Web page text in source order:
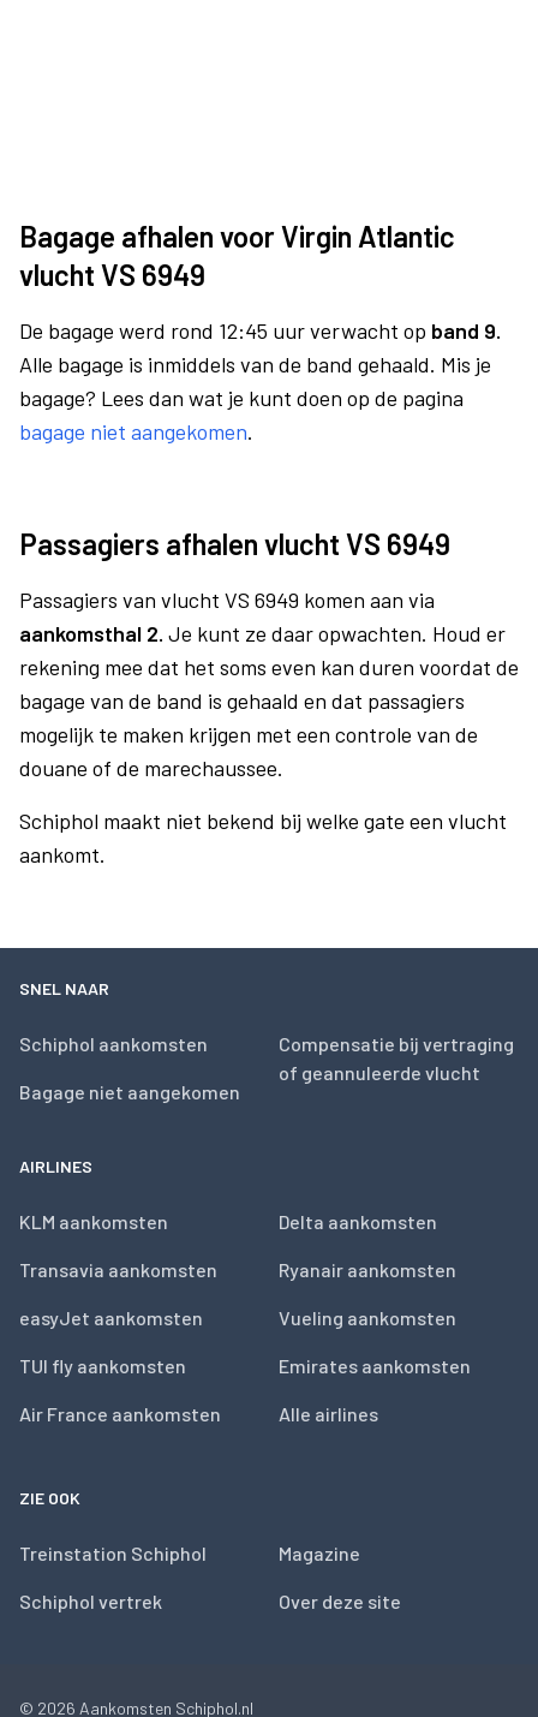
Bagage afhalen voor Virgin Atlantic
vlucht VS 6949
De bagage werd rond 12:45 uur verwacht op band 9.
Alle bagage is inmiddels van de band gehaald. Mis je
bagage? Lees dan wat je kunt doen op de pagina
bagage niet aangekomen.
Passagiers afhalen vlucht VS 6949
Passagiers van vlucht VS 6949 komen aan via
aankomsthal 2. Je kunt ze daar opwachten. Houd er
rekening mee dat het soms even kan duren voordat de
bagage van de band is gehaald en dat passagiers
mogelijk te maken krijgen met een controle van de
douane of de marechaussee.
Schiphol maakt niet bekend bij welke gate een vlucht
aankomt.
SNEL NAAR
Schiphol aankomsten
Bagage niet aangekomen
Compensatie bij vertraging
of geannuleerde vlucht
AIRLINES
KLM aankomsten
Transavia aankomsten
easyJet aankomsten
TUI fly aankomsten
Air France aankomsten
Delta aankomsten
Ryanair aankomsten
Vueling aankomsten
Emirates aankomsten
Alle airlines
ZIE OOK
Treinstation Schiphol
Schiphol vertrek
Magazine
Over deze site
© 2026 Aankomsten Schiphol.nl